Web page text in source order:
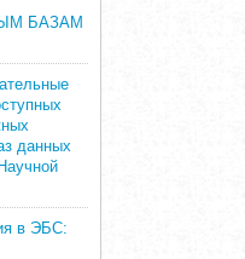
БАЗАМ
данных
в ЭБС: